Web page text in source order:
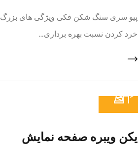
پیو سری سنگ شکن فکی ویژگی های بزرگ
خرد کردن نسبت بهره برداری…
یکن ویبره صفحه نمایش